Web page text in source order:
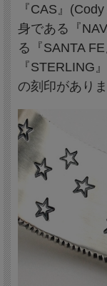
『CAS』
身である『
る『SANTA
『STERLING
の刻印がありま